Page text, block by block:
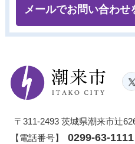
メールでお問い合わせ
潮
〒311-2493 茨城県潮来市辻
【電話番号】
0299-63-1111